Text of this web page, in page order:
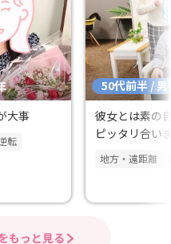
大事
転
50代前半 / 男
彼女とは素の
ピッタリ合い
地方・遠距離
もっと見る